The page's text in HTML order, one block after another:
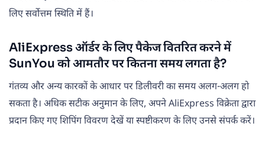
लिए सर्वोत्तम स्थिति में हैं।
AliExpress ऑर्डर के लिए पैकेज वितरित करने में
SunYou को आमतौर पर कितना समय लगता है?
गंतव्य और अन्य कारकों के आधार पर डिलीवरी का समय अलग-अलग हो
सकता है। अधिक सटीक अनुमान के लिए, अपने AliExpress विक्रेता द्वारा
प्रदान किए गए शिपिंग विवरण देखें या स्पष्टीकरण के लिए उनसे संपर्क करें।